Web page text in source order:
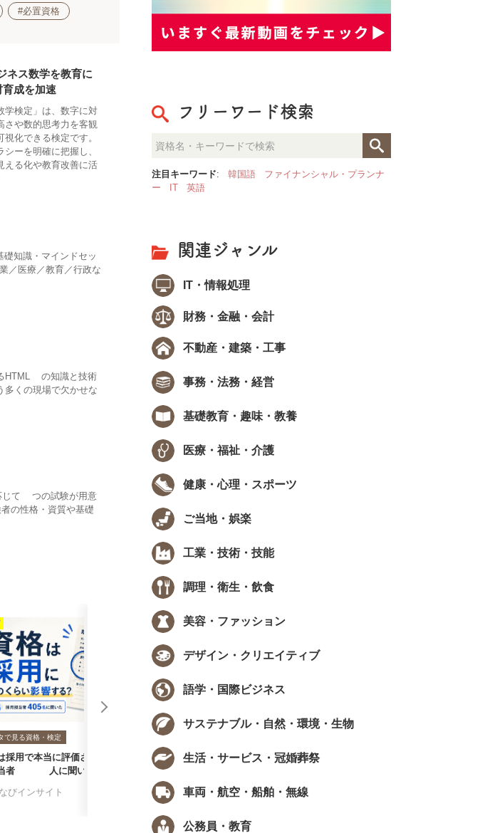
#必置資格
ネス数学を教育に
成を加速
学検定」は、数字に対
さや数的思考力を客観
視化できる検定です。
シーを明確に把握し、
える化や教育改善に活
知識・マインドセッ
／医療／教育／行政な
HTML5の知識と技術
くの現場で欠かせな
じて4つの試験が用意
の性格・資質や基礎
で見る資格・検定
採用で本当に評価される？採
者405人に聞いた...
びインサイト
#採用担当者に聞いた #モチベーション #アンケート
NEW
データで見る資格・検定
転職で資格は武器になる？採用担当
者405人に聞いた、資格...
#まなびインサイト
#採用担当者に聞いた
フリーワード検索
注目キーワード: 韓国語
ファイナンシャル・プランナ
ー
IT 英語
関連ジャンル
IT・情報処理
財務・金融・会計
不動産・建築・工事
事務・法務・経営
基礎教育・趣味・教養
医療・福祉・介護
健康・心理・スポーツ
ご当地・娯楽
工業・技術・技能
調理・衛生・飲食
美容・ファッション
デザイン・クリエイティブ
語学・国際ビジネス
サステナブル・自然・環境・生物
生活・サービス・冠婚葬祭
車両・航空・船舶・無線
公務員・教育